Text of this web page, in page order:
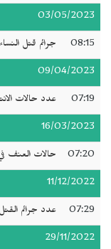
03/05/2023
08:15 جرائم قتل
09/04/2023
07:19 عدد حالات
16/03/2023
07:20 حالات العنف في
11/12/2022
07:29 عدد جرائم القتل
29/11/2022